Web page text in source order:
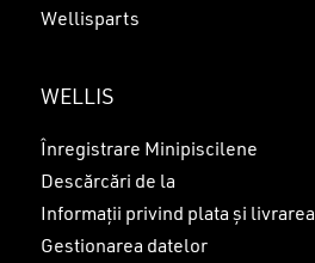
Wellisparts
WELLIS
Înregistrare Minipiscilene
Descărcări de la
Informații privind plata și livrarea
Gestionarea datelor